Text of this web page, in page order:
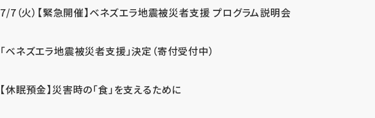
7/7（火）【緊急開催】ベネズエラ地震被災者支援 プログラム説明会
「ベネズエラ地震被災者支援」決定（寄付受付中）
【休眠預金】災害時の「食」を支えるために